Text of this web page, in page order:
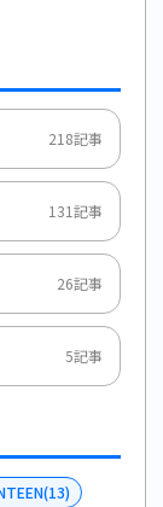
218記事
131記事
26記事
5記事
(13)